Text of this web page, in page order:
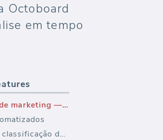
Octoboard
em tempo
Novo modelo de marketing — EnviarGrid Painel de Marketing por Email
Rastreador de classificação de palavras-chave